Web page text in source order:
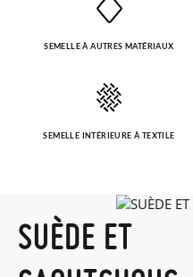
SEMELLE À AUTRES MATÉRIAUX
SEMELLE INTÉRIEURE À TEXTILE
SUÈDE ET